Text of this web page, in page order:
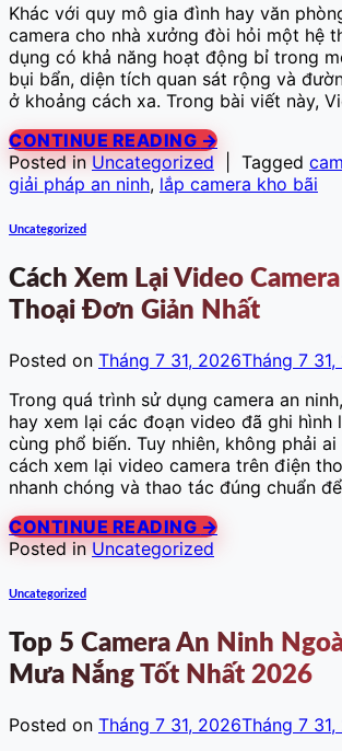
Khác với quy mô gia đình hay văn
camera cho nhà xưởng đòi hỏi một hệ
dụng có khả năng hoạt động bỉ trong
bụi bẩn, diện tích quan sát rộng và
ở khoảng cách xa. Trong bài viết này,
CONTINUE READING →
Posted inUncategorized Tagged
giải pháp an ninh, lắp camera kho bãi
Uncategorized
Cách Xem Lại Video
Thoại Đơn Giản Nhất
Posted on Tháng 7 31, 2026Tháng 7
Trong quá trình sử dụng camera an
hay xem lại các đoạn video đã ghi hình
cùng phổ biến. Tuy nhiên, không phải
cách xem lại video camera trên điện
nhanh chóng và thao tác đúng chuẩn
CONTINUE READING →
Posted inUncategorized
Uncategorized
Top 5 Camera An Ninh
Mưa Nắng Tốt Nhất 2026
Posted on Tháng 7 31, 2026Tháng 7